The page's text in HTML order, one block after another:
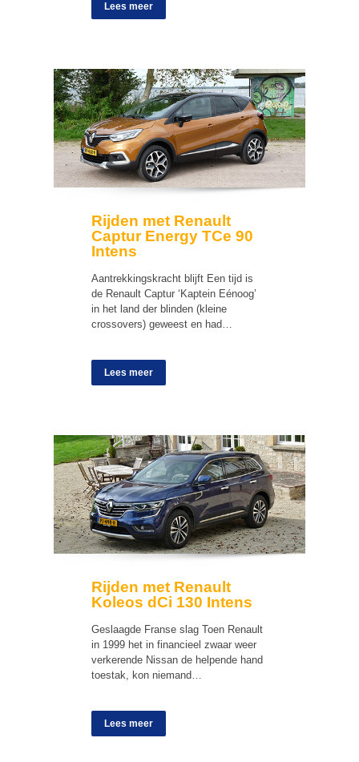
Lees meer
Rijden met Renault
Captur Energy TCe 90
Intens
Aantrekkingskracht blijft Een tijd is
de Renault Captur ‘Kaptein Eénoog’
in het land der blinden (kleine
crossovers) geweest en had…
Lees meer
Rijden met Renault
Koleos dCi 130 Intens
Geslaagde Franse slag Toen Renault
in 1999 het in financieel zwaar weer
verkerende Nissan de helpende hand
toestak, kon niemand…
Lees meer